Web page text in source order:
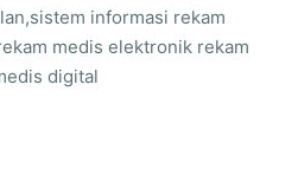
informasi rekam
medis elektronik rekam
digital